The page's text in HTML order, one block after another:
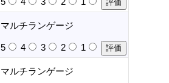
マルチランゲージ
5 4 3 2 1
マルチランゲージ